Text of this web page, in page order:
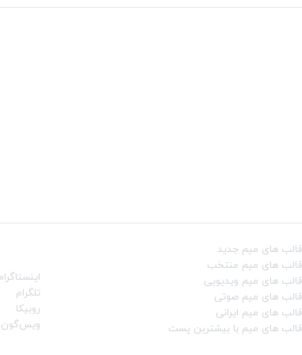
قالب‌ های میم جدید
قالب‌ های میم منتخب
قالب‌ های میم ویدیویی
قالب‌ های میم صوتی
قالب‌ های میم ایرانی
قالب‌ های میم با بیشترین پست
تلگرام
روبیکا
ویس‌گون